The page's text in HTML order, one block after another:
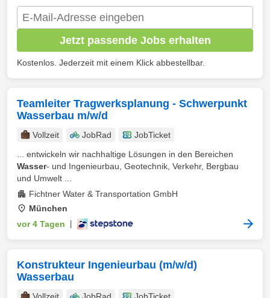
Jetzt passende Jobs erhalten
Kostenlos. Jederzeit mit einem Klick abbestellbar.
Teamleiter Tragwerksplanung - Schwerpunkt
Wasserbau m/w/d
Vollzeit JobRad
JobTicket
... entwickeln wir nachhaltige Lösungen in den Bereichen
Wasser- und Ingenieurbau, Geotechnik, Verkehr, Bergbau
und Umwelt ...
Fichtner Water & Transportation GmbH
München
vor 4 Tagen
Konstrukteur Ingenieurbau (m/w/d)
Wasserbau